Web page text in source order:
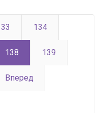
134
138 139
Вперед